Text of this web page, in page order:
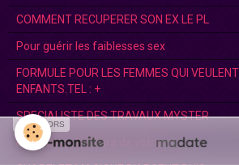
COMMENT RECUPERER SON EX LE PL
Pour guérir les faiblesses sex
FORMULE POUR LES FEMMES QUI VEULENT
ENFANTS.TEL : +
SPECIALISTE DES TRAVAUX MYSTER
Protection de l'Aura de votre
SPONSORS